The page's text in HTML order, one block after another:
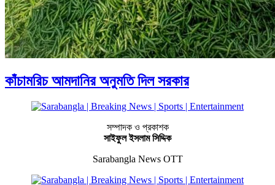
কাঁচামরিচ আমদানির অনুমতি দিল সরকার
সম্পাদক ও প্রকাশক
সাইফুল ইসলাম সিদ্দিক
Sarabangla News OTT